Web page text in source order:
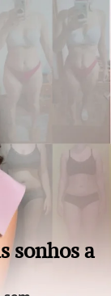
sonhos a